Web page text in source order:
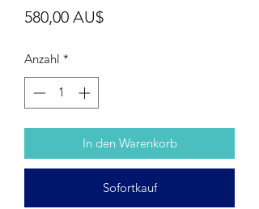
580,00 AU$Preis
Anzahl *
In den Warenkorb
Sofortkauf